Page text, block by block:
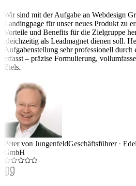
Wir sind mit der Aufgabe an Webdesign
Landingpage für unser neues Produkt zu
Vorteile und Benefits für die Zielgruppe
gleichzeitig als Leadmagnet dienen soll.
Aufgabenstellung sehr professionell
erfasst – präzise Formulierung,
Ziels.
Peter von JungenfeldGeschäftsführer·
GmbH